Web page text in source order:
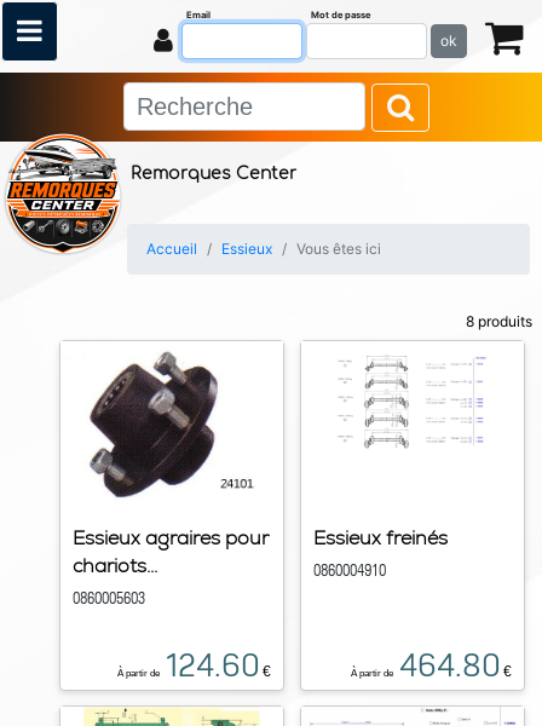
Remorques Center
Email Mot de passe
ok
Accueil Essieux Vous êtes ici
8 produits
Essieux agraires pour
chariots...
0860005603
À partir de 124.60 €
Essieux freinés
0860004910
À partir de 464.80 €